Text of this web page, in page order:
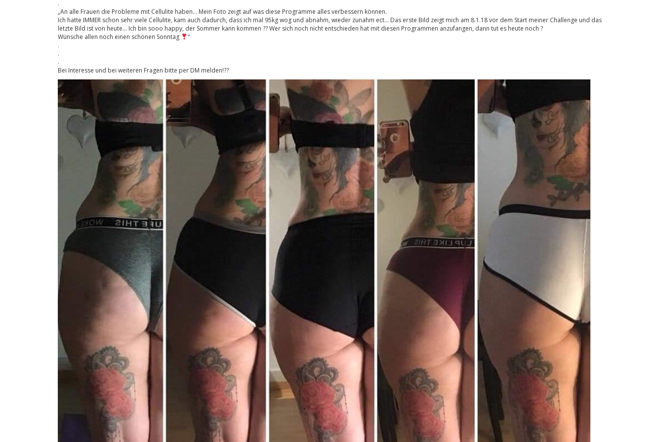
.
„An alle Frauen die Probleme mit Cellulite haben… Mein Foto zeigt auf was diese Programme alles verbessern können.
Ich hatte IMMER schon sehr viele Cellulite, kam auch dadurch, dass ich mal 95kg wog und abnahm, wieder zunahm ect… Das erste Bild zeigt mich am 8.1.18 vor dem Start meiner Challenge und das
letzte Bild ist von heute… Ich bin sooo happy, der Sommer kann kommen ?? Wer sich noch nicht entschieden hat mit diesen Programmen anzufangen, dann tut es heute noch ?
Wünsche allen noch einen schönen Sonntag
“
.
.
.
Bei Interesse und bei weiteren Fragen bitte per DM melden!??